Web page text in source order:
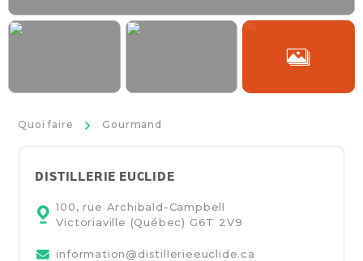
Quoi faire >
Gourmand
DISTILLERIE EUCLIDE
100, rue Archibald-Campbell
Victoriaville (Québec) G6T 2V9
information@distillerieeuclide.ca